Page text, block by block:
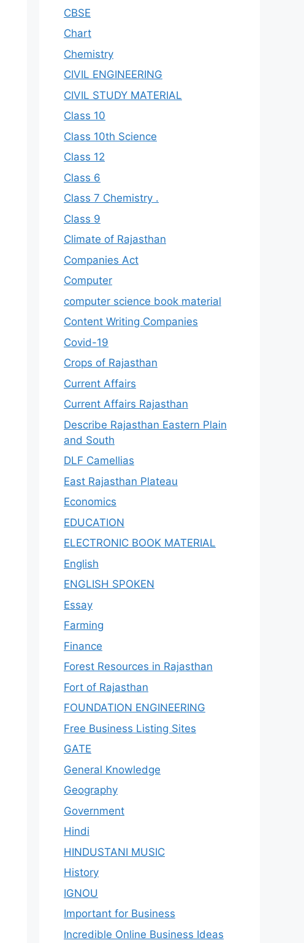
CBSE
Chart
Chemistry
CIVIL ENGINEERING
CIVIL STUDY MATERIAL
Class 10
Class 10th Science
Class 12
Class 6
Class 7 Chemistry .
Class 9
Climate of Rajasthan
Companies Act
Computer
computer science book material
Content Writing Companies
Covid-19
Crops of Rajasthan
Current Affairs
Current Affairs Rajasthan
Describe Rajasthan Eastern Plain
and South
DLF Camellias
East Rajasthan Plateau
Economics
EDUCATION
ELECTRONIC BOOK MATERIAL
English
ENGLISH SPOKEN
Essay
Farming
Finance
Forest Resources in Rajasthan
Fort of Rajasthan
FOUNDATION ENGINEERING
Free Business Listing Sites
GATE
General Knowledge
Geography
Government
Hindi
HINDUSTANI MUSIC
History
IGNOU
Important for Business
Incredible Online Business Ideas